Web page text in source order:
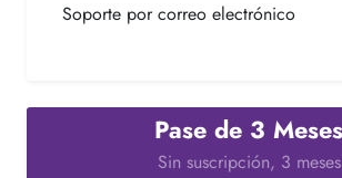
Soporte por correo electrónico
Pase de 3 Meses
Sin suscripción, 3 meses